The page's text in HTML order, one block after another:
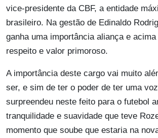
vice-presidente da CBF, a entidade
brasileiro. Na gestão de Edinaldo
ganha uma importância aliança e
respeito e valor primoroso.
A importância deste cargo vai muito
ser, e sim de ter o poder de ter uma
surpreendeu neste feito para o futebol
tranquilidade e suavidade que teve
momento que soube que estaria na